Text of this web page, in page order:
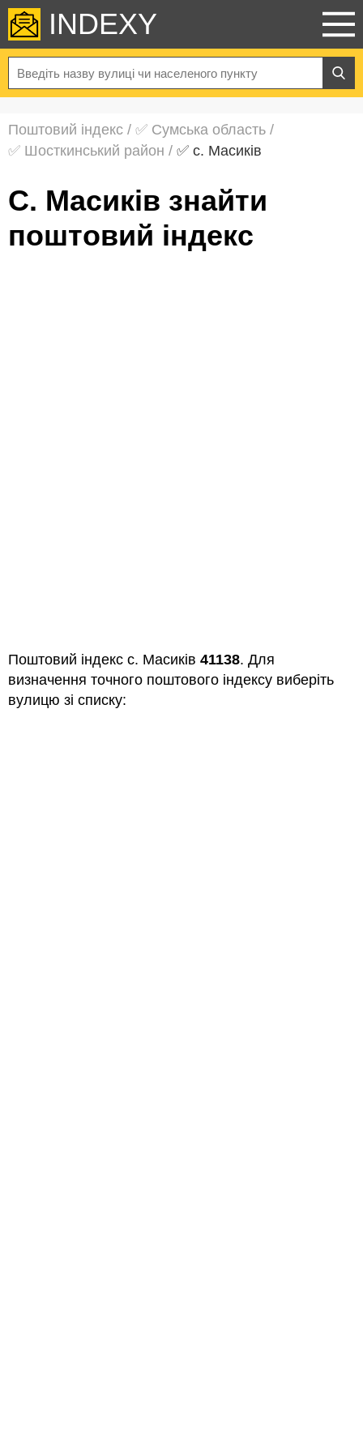
INDEXY
Поштовий індекс / ✅ Сумська область /
✅ Шосткинський район / ✅ с. Масиків
с. Масиків знайти
поштовий індекс
Поштовий індекс с. Масиків 41138. Для
визначення точного поштового індексу виберіть
вулицю зі списку: